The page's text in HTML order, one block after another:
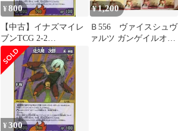
¥800
【中古】イナズマイレ
ブンTCG 2-2
33/65[SR]：佐久間 次郎
¥1,200
Ｂ556 ヴァイスシュヴ
ァルツ ガンゲイルオン
¥300